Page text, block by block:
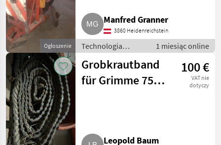
Ogłoszenie
Manfred Granner
3860 Heidenreichstein
Technologia
ziemniaczana /
Inne rozwiązania
technologiczne dla
ziemniaków
1 miesiąc online
Grobkrautband
für Grimme 75-
100 €
VAT nie
dotyczy
Leopold Baum